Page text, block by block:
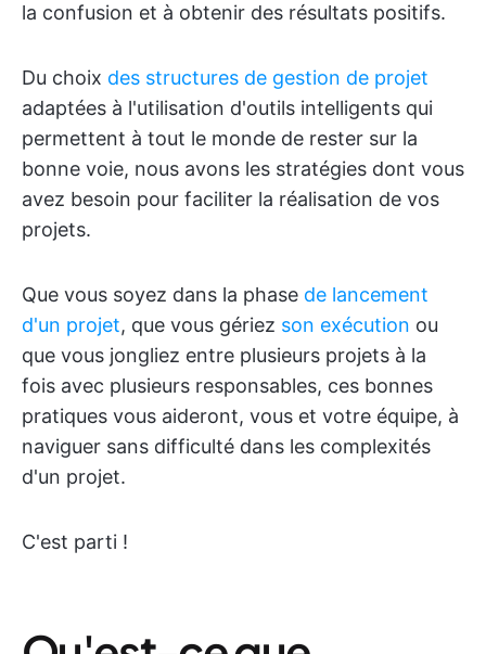
la confusion et à obtenir des résultats positifs.
Du choix des structures de gestion de projet
adaptées à l'utilisation d'outils intelligents qui
permettent à tout le monde de rester sur la
bonne voie, nous avons les stratégies dont vous
avez besoin pour faciliter la réalisation de vos
projets.
Que vous soyez dans la phase de lancement
d'un projet, que vous gériez son exécution ou
que vous jongliez entre plusieurs projets à la
fois avec plusieurs responsables, ces bonnes
pratiques vous aideront, vous et votre équipe, à
naviguer sans difficulté dans les complexités
d'un projet.
C'est parti !